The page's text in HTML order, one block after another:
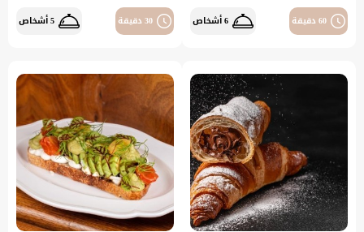
60 دقيقة 6 أشخاص 30 دقيقة 5 أشخاص